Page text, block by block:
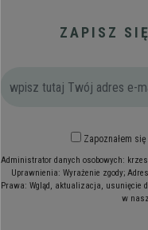
ZAPISZ
Zapoznałem się
Administrator danych osobowych:
Uprawnienia: Wyrażenie zgody;
Prawa: Wgląd, aktualizacja, usunięcie
w